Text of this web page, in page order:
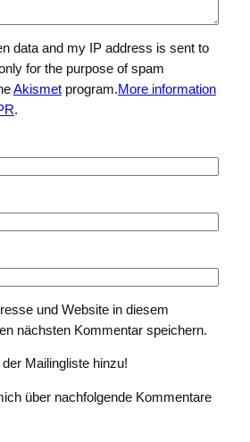
data and my IP address is sent to
for the purpose of spam
Akismetprogram.More information
.
und Website in diesem
nächsten Kommentar speichern.
Mailingliste hinzu!
über nachfolgende Kommentare